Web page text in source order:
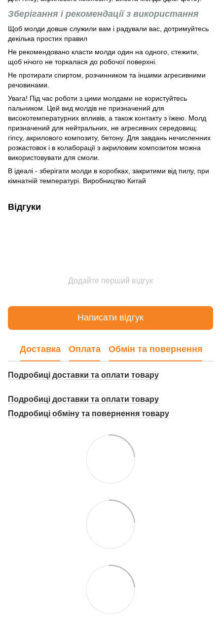
Зберігання і рекомендації з використання
Щоб молди довше служили вам і радували вас, дотримуйтесь
декілька простих правил
Не рекомендовано класти молди один на одного, стежити,
щоб нічого не торкалася до робочої поверхні.
Не протирати спиртом, розчинником та іншими агресивними
речовинами.
Увага! Під час роботи з цими молдами не користуйтесь
пальником. Цей вид молдів не призначений для
високотемпературних впливів, а також контакту з їжею. Молд
призначений для нейтральних, не агресивних середовищ:
гіпсу, акрилового композиту, бетону. Для завдань нечисленних
розкастовок і в колаборації з акриловим композитом можна
використовувати для смоли.
В ідеалі - зберігати молди в коробках, закритими від пилу, при
кімнатній температурі. Виробництво Китай
Відгуки
Додайте перший відгук
Написати відгук
Доставка Оплата Обмін та повернення
Подробиці доставки та оплати товару
Подробиці доставки та оплати товару
Подробиці обміну та повернення товару